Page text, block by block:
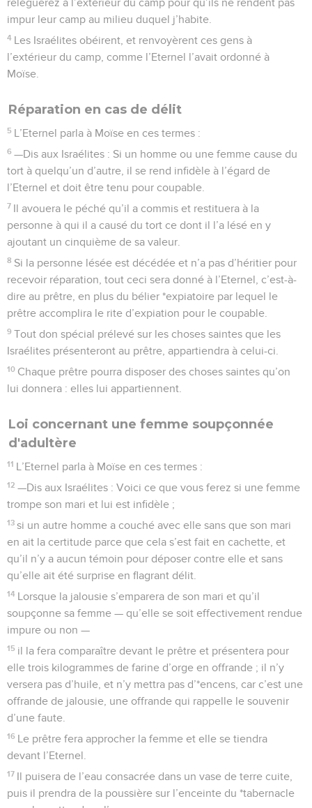
reléguerez à l’extérieur du camp pour qu’ils ne rendent pas
impur leur camp au milieu duquel j’habite.
4 Les Israélites obéirent, et renvoyèrent ces gens à
l’extérieur du camp, comme l’Eternel l’avait ordonné à
Moïse.
Réparation en cas de délit
5 L’Eternel parla à Moïse en ces termes :
6 —Dis aux Israélites : Si un homme ou une femme cause du
tort à quelqu’un d’autre, il se rend infidèle à l’égard de
l’Eternel et doit être tenu pour coupable.
7 Il avouera le péché qu’il a commis et restituera à la
personne à qui il a causé du tort ce dont il l’a lésé en y
ajoutant un cinquième de sa valeur.
8 Si la personne lésée est décédée et n’a pas d’héritier pour
recevoir réparation, tout ceci sera donné à l’Eternel, c’est-à-
dire au prêtre, en plus du bélier *expiatoire par lequel le
prêtre accomplira le rite d’expiation pour le coupable.
9 Tout don spécial prélevé sur les choses saintes que les
Israélites présenteront au prêtre, appartiendra à celui-ci.
10 Chaque prêtre pourra disposer des choses saintes qu’on
lui donnera : elles lui appartiennent.
Loi concernant une femme soupçonnée
d'adultère
11 L’Eternel parla à Moïse en ces termes :
12 —Dis aux Israélites : Voici ce que vous ferez si une femme
trompe son mari et lui est infidèle ;
13 si un autre homme a couché avec elle sans que son mari
en ait la certitude parce que cela s’est fait en cachette, et
qu’il n’y a aucun témoin pour déposer contre elle et sans
qu’elle ait été surprise en flagrant délit.
14 Lorsque la jalousie s’emparera de son mari et qu’il
soupçonne sa femme — qu’elle se soit effectivement rendue
impure ou non —
15 il la fera comparaître devant le prêtre et présentera pour
elle trois kilogrammes de farine d’orge en offrande ; il n’y
versera pas d’huile, et n’y mettra pas d’*encens, car c’est une
offrande de jalousie, une offrande qui rappelle le souvenir
d’une faute.
16 Le prêtre fera approcher la femme et elle se tiendra
devant l’Eternel.
17 Il puisera de l’eau consacrée dans un vase de terre cuite,
puis il prendra de la poussière sur l’enceinte du *tabernacle